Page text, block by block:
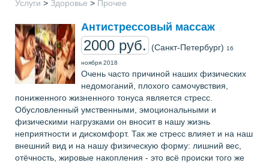
Услуги > Здоровье > Прочее
Антистрессовый массаж
2000 руб. (Санкт-Петербург) 16
ноября 2018
Очень часто причиной наших физических
недомоганий, плохого самочувствия,
пониженного жизненного тонуса является стресс.
Обусловленный умственными, эмоциональными и
физическими нагрузками он вносит в нашу жизнь
неприятности и дискомфорт. Так же стресс влияет и на наш
внешний вид и на нашу физическую форму: лишний вес,
отёчность, жировые накопления - это всё происки того же